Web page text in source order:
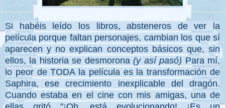
Si habéis leído los libros, absteneros de ver la
película porque faltan personajes, cambian los que sí
aparecen y no explican conceptos básicos que, sin
ellos, la historia se desmorona(y así pasó) Para mí,
lo peor de TODA la película es la transformación de
Saphira, ese crecimiento inexplicable del dragón.
Cuando estaba en el cine con mis amigas, una de